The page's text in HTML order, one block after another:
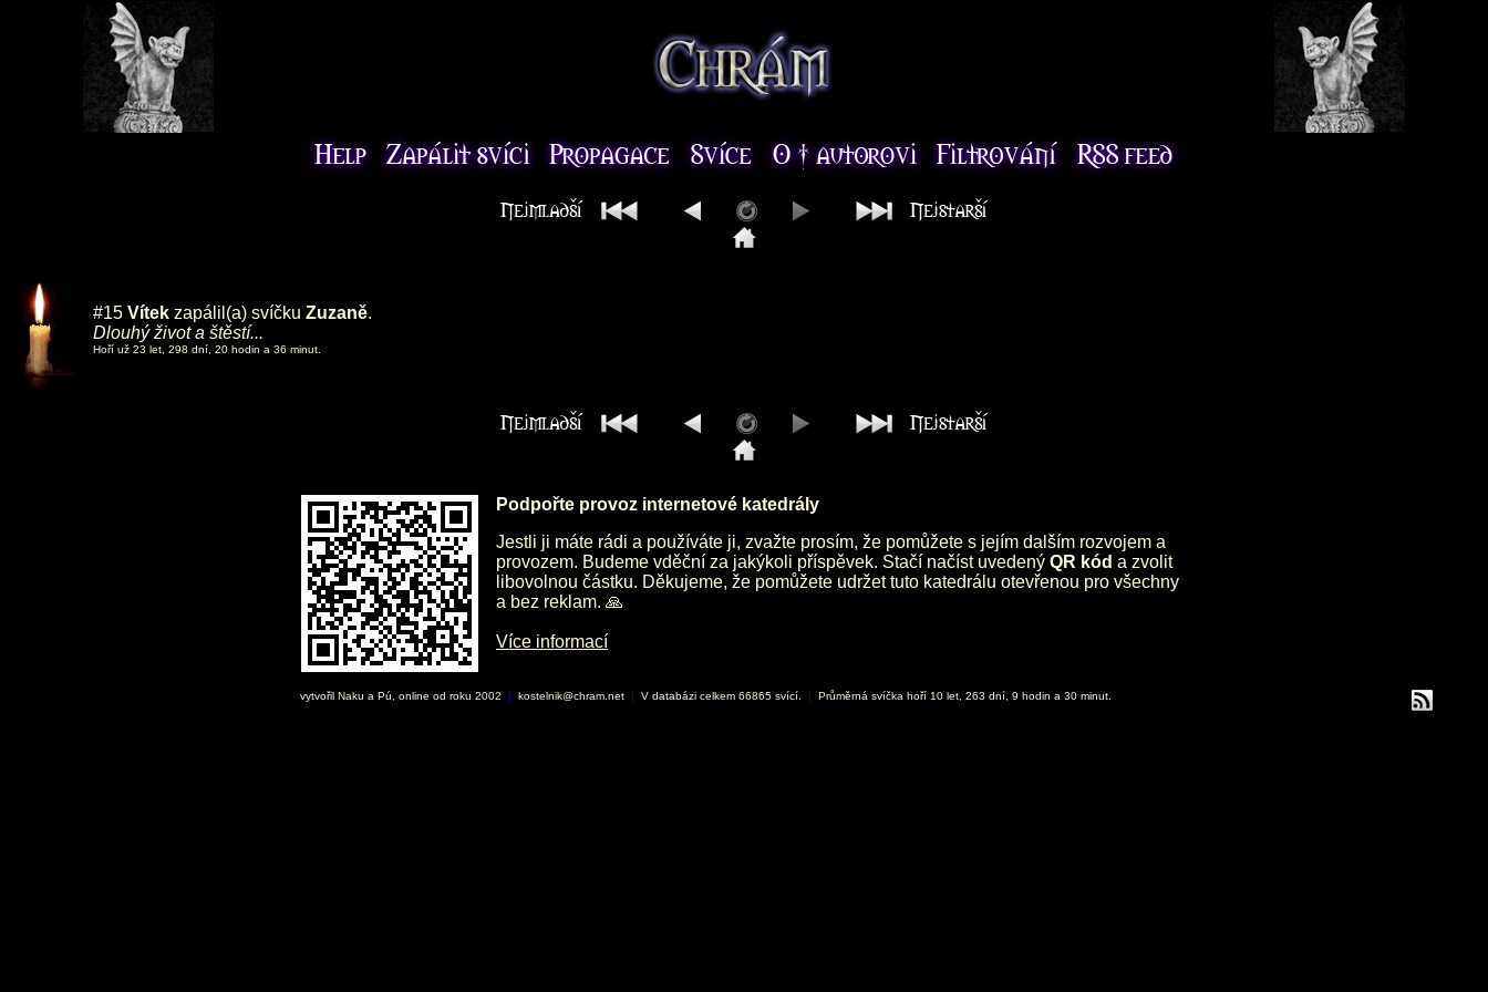
#15 Vítek zapálil(a) svíčku Zuzaně.
Dlouhý život a štěstí...
Hoří už 23 let, 298 dní, 20 hodin a 36 minut.
Podpořte provoz internetové katedrály
Jestli ji máte rádi a používáte ji, zvažte prosím, že pomůžete s jejím dalším rozvojem a
provozem. Budeme vděční za jakýkoli příspěvek. Stačí načíst uvedený QR kód a zvolit
libovolnou částku. Děkujeme, že pomůžete udržet tuto katedrálu otevřenou pro všechny
a bez reklam. 🙏
Více informací
vytvořil Naku a Pú, online od roku 2002 | kostelnik@chram.net | V databázi celkem 66865 svící. | Průměrná svíčka hoří 10 let, 263 dní, 9 hodin a 30 minut.